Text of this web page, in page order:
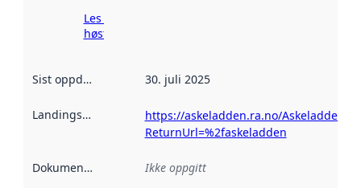
Les mer om
høsting her
Sist oppdatert 30. juli 2025
Landingsside
https://askeladden.ra.no/Askeladden/
ReturnUrl=%2faskeladden
Dokumentasjon Ikke oppgitt